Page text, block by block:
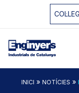
INICI » NOTÍCIES »